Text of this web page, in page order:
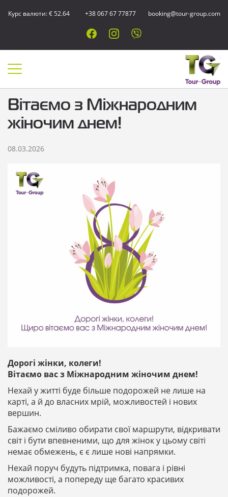
Курс валюти: € 52.64 +38 067 67 77877 booking@tour-group.com
Вітаємо з Міжнародним
жіночим днем!
08.03.2026
Дорогі жінки, колеги!
Вітаємо вас з Міжнародним жіночим днем!
Нехай у житті буде більше подорожей не лише на
карті, а й до власних мрій, можливостей і нових
вершин.
Бажаємо сміливо обирати свої маршрути, відкривати
світ і бути впевненими, що для жінок у цьому світі
немає обмежень, є є лише нові напрямки.
Нехай поруч будуть підтримка, повага і рівні
можливості, а попереду ще багато красивих
подорожей.